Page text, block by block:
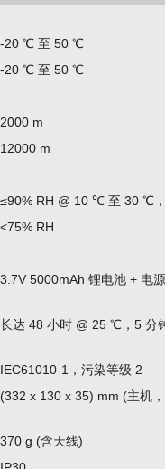
-20 ℃ 至 50 ℃
-20 ℃ 至 50 ℃
2000 m
12000 m
≤90% RH @ 10 ℃ 至 30 ℃
<75% RH
3.7V 5000mAh 锂电池 + 电
长达 48 小时 @ 25 ℃，5 分
IEC61010-1，污染等级 2
(332 x 130 x 35) mm (主机
370 g (含天线)